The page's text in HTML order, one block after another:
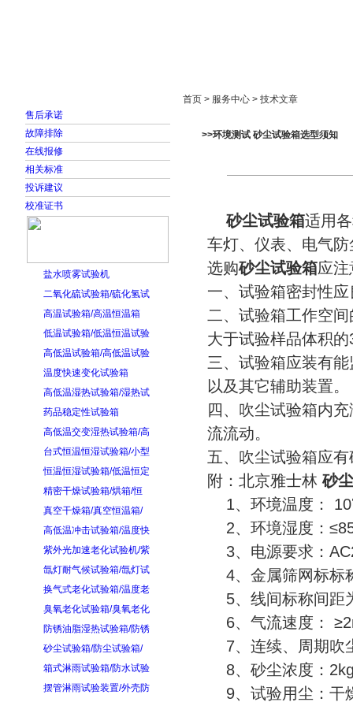
售后承诺
故障排除
在线报修
相关标准
投诉建议
校准证书
盐水喷雾试验机
二氧化硫试验箱/硫化氢试
高温试验箱/高温恒温箱
低温试验箱/低温恒温试验
高低温试验箱/高低温试验
温度快速变化试验箱
高低温湿热试验箱/湿热试
药品稳定性试验箱
高低温交变湿热试验箱/高
台式恒温恒湿试验箱/小型
恒温恒湿试验箱/低温恒定
精密干燥试验箱/烘箱/恒
真空干燥箱/真空恒温箱/
高低温冲击试验箱/温度快
紫外光加速老化试验机/紫
氙灯耐气候试验箱/氙灯试
换气式老化试验箱/温度老
臭氧老化试验箱/臭氧老化
防锈油脂湿热试验箱/防锈
砂尘试验箱/防尘试验箱/
箱式淋雨试验箱/防水试验
摆管淋雨试验装置/外壳防
首页 > 服务中心 > 技术文章
>>环境测试 砂尘试验箱选型须知
砂尘试验箱适用
车灯、仪表、电气
选购砂尘试验箱应注
一、试验箱密封性应
二、试验箱工作空
大于试验样品体积
三、试验箱应装有
以及其它辅助装置。
四、吹尘试验箱内
流流动。
五、吹尘试验箱应
附：北京雅士林 砂
1、环境温度：
2、环境湿度：
3、电源要求：
4、金属筛网标标
5、线间标称间距
6、气流速度：
7、连续、周期吹
8、砂尘浓度：
9、试验用尘：干